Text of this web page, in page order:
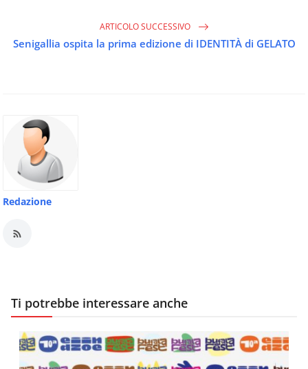
ARTICOLO SUCCESSIVO
Senigallia ospita la prima edizione di IDENTITÀ di GELATO
Redazione
Ti potrebbe interessare anche